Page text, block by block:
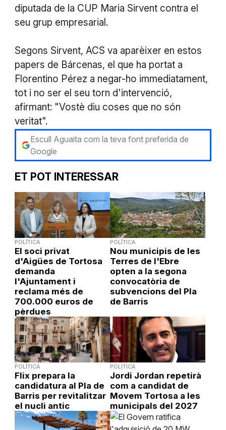
diputada de la CUP Maria Sirvent contra el
seu grup empresarial.
Segons Sirvent, ACS va aparèixer en estos
papers de Bárcenas, el que ha portat a
Florentino Pérez a negar-ho immediatament,
tot i no ser el seu torn d'intervenció,
afirmant: "Vostè diu coses que no són
veritat".
Escull Aguaita com la teva font preferida de
Google
ET POT INTERESSAR
POLÍTICA
El soci privat
d'Aigües de Tortosa
demanda
l'Ajuntament i
reclama més de
700.000 euros de
pèrdues
POLÍTICA
Nou municipis de les
Terres de l'Ebre
opten a la segona
convocatòria de
subvencions del Pla
de Barris
POLÍTICA
Flix prepara la
candidatura al Pla de
Barris per revitalitzar
el nucli antic
POLÍTICA
Jordi Jordan repetirà
com a candidat de
Movem Tortosa a les
municipals del 2027